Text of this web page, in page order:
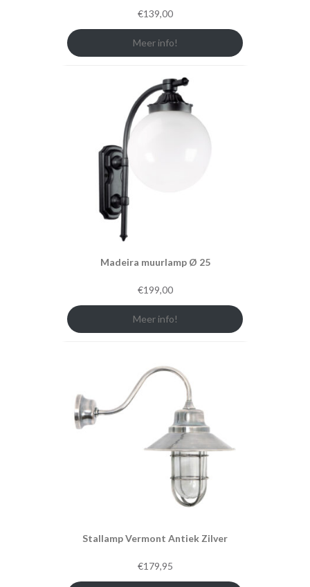
€139,00
Meer info!
Madeira muurlamp Ø 25
€199,00
Meer info!
Stallamp Vermont Antiek Zilver
€179,95